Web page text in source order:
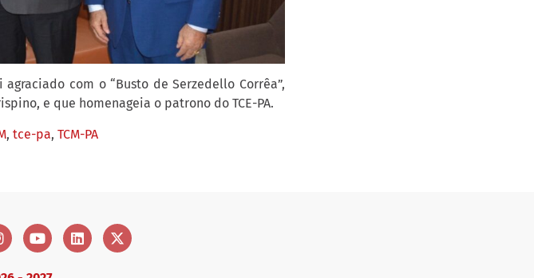
com o “Busto de Serzedello Corrêa”,
e que homenageia o patrono do TCE-PA.
, tce-pa, TCM-PA